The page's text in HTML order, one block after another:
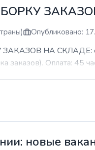
Опубликовано:
НА СКЛАДЕ: с
заказов). Оплата: 45
новые